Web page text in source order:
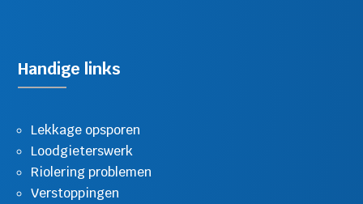
Handige links
Lekkage opsporen
Loodgieterswerk
Riolering problemen
Verstoppingen